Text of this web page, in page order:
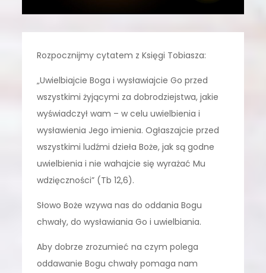
Rozpocznijmy cytatem z Księgi Tobiasza:
„Uwielbiajcie Boga i wysławiajcie Go przed
wszystkimi żyjącymi za dobrodziejstwa, jakie
wyświadczył wam – w celu uwielbienia i
wysławienia Jego imienia. Ogłaszajcie przed
wszystkimi ludźmi dzieła Boże, jak są godne
uwielbienia i nie wahajcie się wyrażać Mu
wdzięczności” (Tb 12,6).
Słowo Boże wzywa nas do oddania Bogu
chwały, do wysławiania Go i uwielbiania.
Aby dobrze zrozumieć na czym polega
oddawanie Bogu chwały pomaga nam